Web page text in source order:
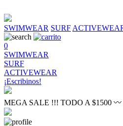
SWIMWEAR SURF
0
SWIMWEAR
SURF
ACTIVEWEAR
¡Escribinos!
MEGA SALE !!! TODO A $1500 〰